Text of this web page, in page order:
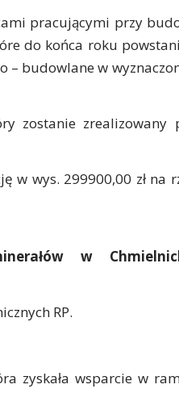
pracującymi przy
do końca roku
– budowlane w
zostanie zrealizowany
w wys. 299900,00 zł na
w
RP.
zyskała wsparcie w